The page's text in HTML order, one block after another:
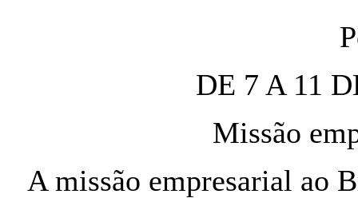
DE 7 A 11
Missão
A missão empresarial ao